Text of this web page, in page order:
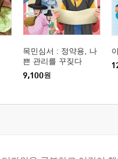
인들
년 만의 무죄 판결
목민심서 : 정약용, 나
쁜 관리를 꾸짖다
9,100원